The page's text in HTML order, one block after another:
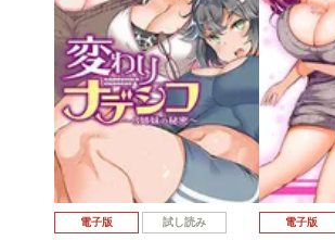
電子版 試し読み 電子版